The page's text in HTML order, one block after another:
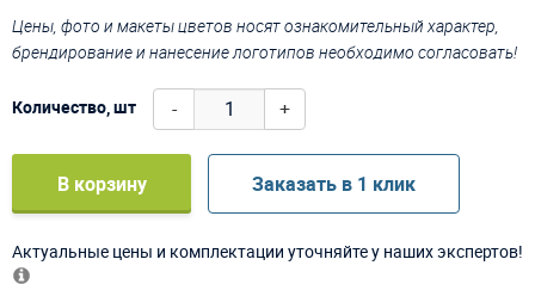
Цены, фото и макеты цветов носят ознакомительный характер,
брендирование и нанесение логотипов необходимо согласовать!
Количество, шт - +
В корзину Заказать в 1 клик
Актуальные цены и комплектации уточняйте у наших экспертов!